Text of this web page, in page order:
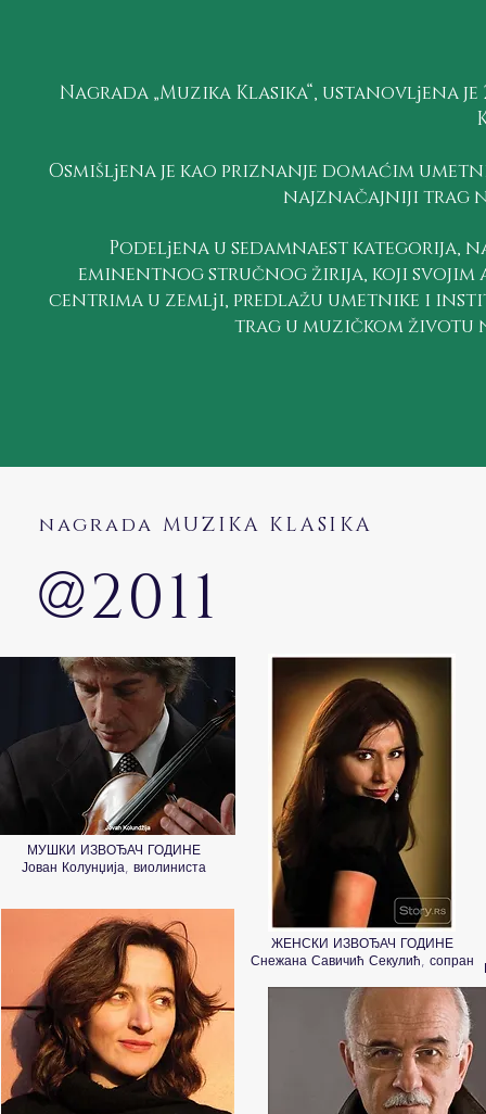
Nagrada „Muzika Klasika“, ustanovlјena
Osmišlјena je kao priznanje domaćim
najznačajniji trag
Podelјena u sedamnaest kategorija,
eminentnog stručnog žirija, koji svojim
centrima u zemlјi, predlažu umetnike i
trag u muzičkom životu
nagrada MUZIKA KLASIKA
@2011
МУШКИ ИЗВОЂАЧ ГОДИНЕ
Јован Колунџија, виолиниста
ЖЕНСКИ ИЗВОЂАЧ ГОДИНЕ
Снежана Савичић Секулић, сопран